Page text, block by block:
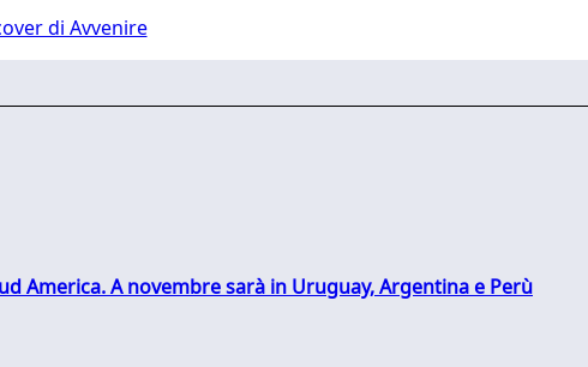
di Avvenire
America. A novembre sarà in Uruguay, Argentina e Perù